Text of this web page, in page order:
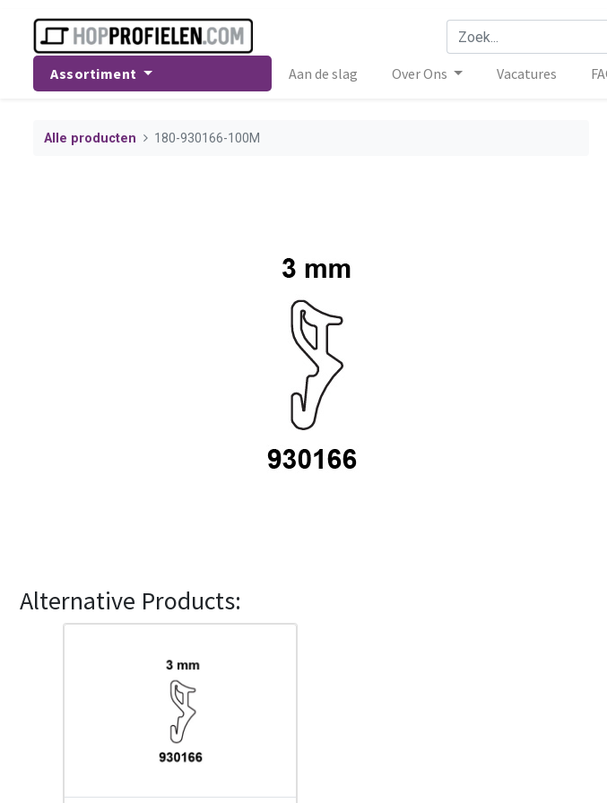
Assortiment Aan de slag Over Ons Vacatures
Alle producten 180-930166-100M
Alternative Products: